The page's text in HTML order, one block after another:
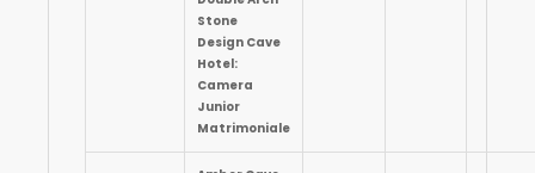
Stone
Design Cave
Hotel:
Camera
Junior
Matrimoniale